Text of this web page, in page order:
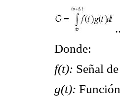
Donde:
f(t): Señal
g(t):